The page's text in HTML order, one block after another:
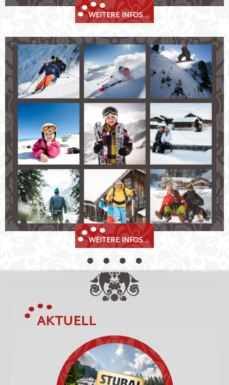
WEITERE INFOS...
Stubaier Winterfreude
Fulpmes im Stubaital - ein wahres
Wintersportparadies!
Skifahrer und Snowboarder finden Pisten und
Hänge für Profis und Anfänger.
Auf Langläufer warten in Fulpmes und Neustift
bestens präparierte Pisten.
Freuen Sie sich auf rasante Rodelbahnen
und tiefverschneite Schneeschuh- und
Winterwanderwege!
WEITERE INFOS...
AKTUELL